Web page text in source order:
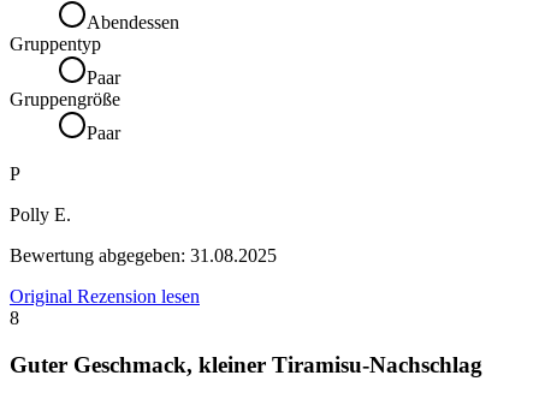
Abendessen
Gruppentyp
Paar
Gruppengröße
Paar
P
Polly E.
Bewertung abgegeben: 31.08.2025
Original Rezension lesen
8
Guter Geschmack, kleiner Tiramisu-Nachschlag